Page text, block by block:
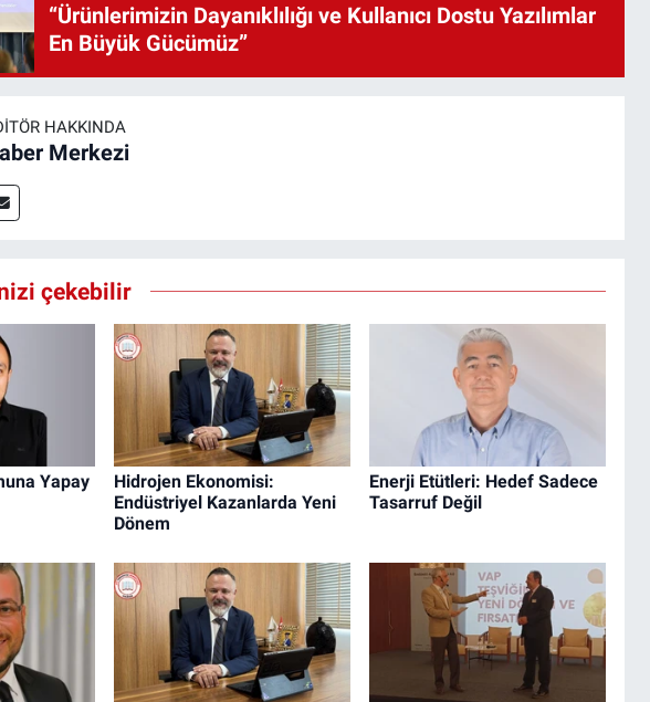
“Ürünlerimizin Dayanıklılığı ve Kullanıcı Dostu Yazılımlar
En Büyük Gücümüz”
HAKKINDA
Merkezi
çekebilir
Yapay
Hidrojen Ekonomisi:
Endüstriyel Kazanlarda Yeni
Dönem
Enerji Etütleri: Hedef Sadece
Tasarruf Değil